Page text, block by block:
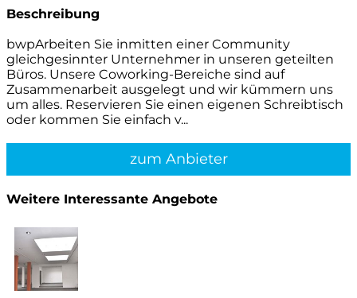
Beschreibung
bwpArbeiten Sie inmitten einer Community
gleichgesinnter Unternehmer in unseren geteilten
Büros. Unsere Coworking-Bereiche sind auf
Zusammenarbeit ausgelegt und wir kümmern uns
um alles. Reservieren Sie einen eigenen Schreibtisch
oder kommen Sie einfach v...
zum Anbieter
Weitere Interessante Angebote